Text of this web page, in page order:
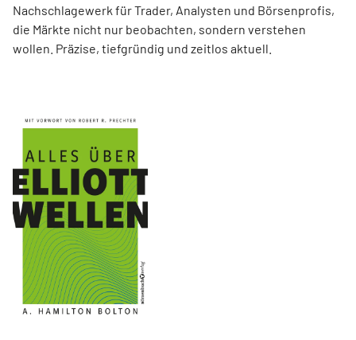
Nachschlagewerk für Trader, Analysten und Börsenprofis,
die Märkte nicht nur beobachten, sondern verstehen
wollen. Präzise, tiefgründig und zeitlos aktuell.